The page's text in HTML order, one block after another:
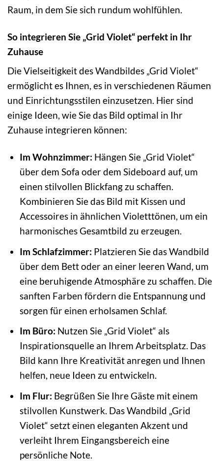
Raum, in dem Sie sich rundum wohlfühlen.
So integrieren Sie „Grid Violet“ perfekt in Ihr
Zuhause
Die Vielseitigkeit des Wandbildes „Grid Violet“
ermöglicht es Ihnen, es in verschiedenen Räumen
und Einrichtungsstilen einzusetzen. Hier sind
einige Ideen, wie Sie das Bild optimal in Ihr
Zuhause integrieren können:
Im Wohnzimmer: Hängen Sie „Grid Violet“
über dem Sofa oder dem Sideboard auf, um
einen stilvollen Blickfang zu schaffen.
Kombinieren Sie das Bild mit Kissen und
Accessoires in ähnlichen Violetttönen, um ein
harmonisches Gesamtbild zu erzeugen.
Im Schlafzimmer: Platzieren Sie das Wandbild
über dem Bett oder an einer leeren Wand, um
eine beruhigende Atmosphäre zu schaffen. Die
sanften Farben fördern die Entspannung und
sorgen für einen erholsamen Schlaf.
Im Büro: Nutzen Sie „Grid Violet“ als
Inspirationsquelle an Ihrem Arbeitsplatz. Das
Bild kann Ihre Kreativität anregen und Ihnen
helfen, neue Ideen zu entwickeln.
Im Flur: Begrüßen Sie Ihre Gäste mit einem
stilvollen Kunstwerk. Das Wandbild „Grid
Violet“ setzt einen eleganten Akzent und
verleiht Ihrem Eingangsbereich eine
persönliche Note.